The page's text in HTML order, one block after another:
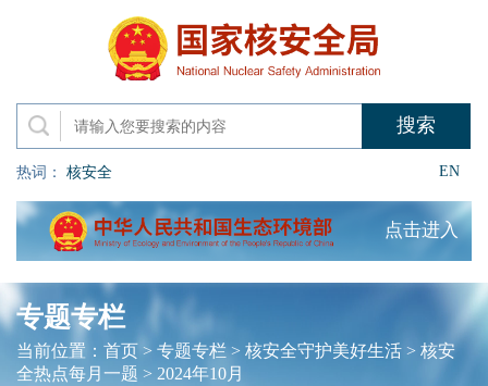
热词： 核安全 EN
点击进入
专题专栏
当前位置： 首页> 专题专栏> 核安全守护美好生活> 核安
全热点每月一题 > 2024年10月